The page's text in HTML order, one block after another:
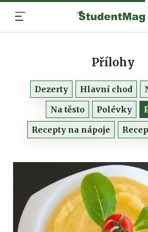
Přílohy
Dezerty Hlavní chod
Na těsto
Polévky
Recepty na nápoje